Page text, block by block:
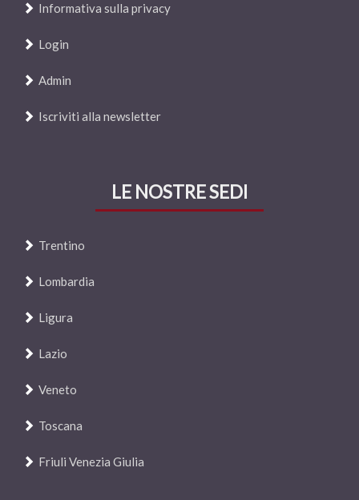
Informativa sulla privacy
Login
Admin
Iscriviti alla newsletter
LE NOSTRE SEDI
Trentino
Lombardia
Ligura
Lazio
Veneto
Toscana
Friuli Venezia Giulia